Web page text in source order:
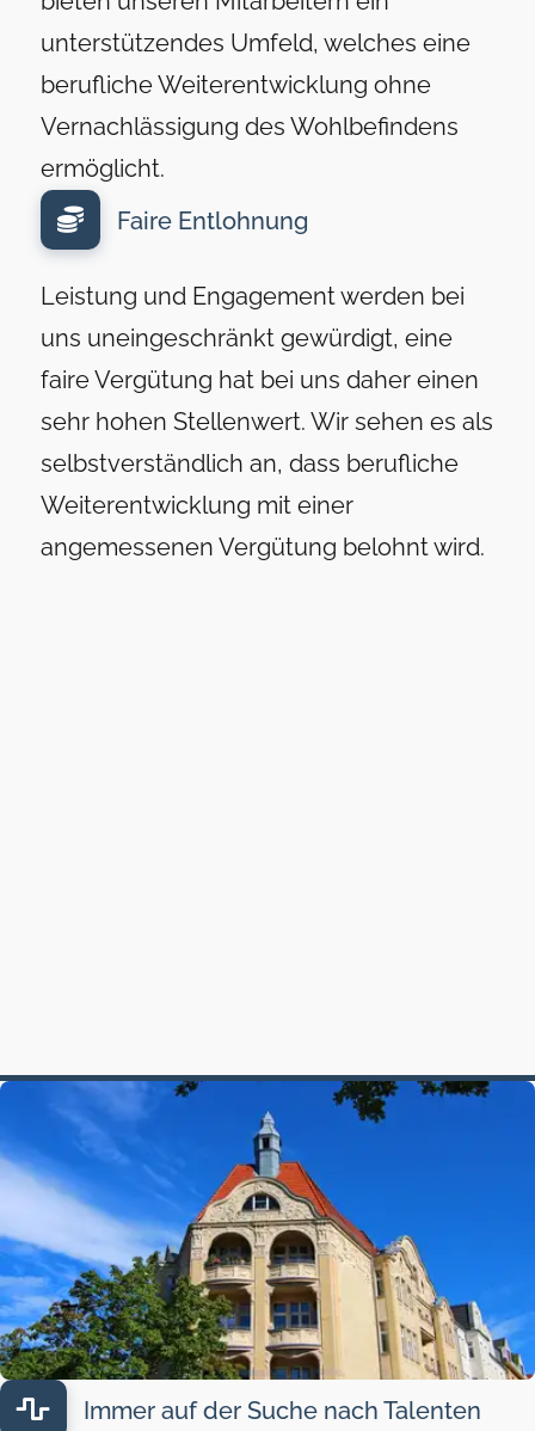
unterstützendes Umfeld, welches eine
berufliche Weiterentwicklung ohne
Vernachlässigung des Wohlbefindens
ermöglicht.
Faire Entlohnung
Leistung und Engagement werden bei
uns uneingeschränkt gewürdigt, eine
faire Vergütung hat bei uns daher einen
sehr hohen Stellenwert. Wir sehen es als
selbstverständlich an, dass berufliche
Weiterentwicklung mit einer
angemessenen Vergütung belohnt wird.
Immer auf der Suche nach Talenten